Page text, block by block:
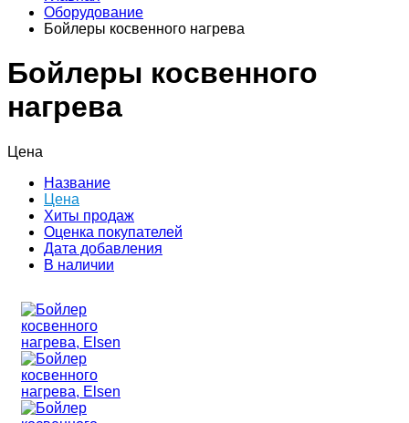
Оборудование
Бойлеры косвенного нагрева
Бойлеры косвенного
нагрева
Цена
Название
Цена
Хиты продаж
Оценка покупателей
Дата добавления
В наличии